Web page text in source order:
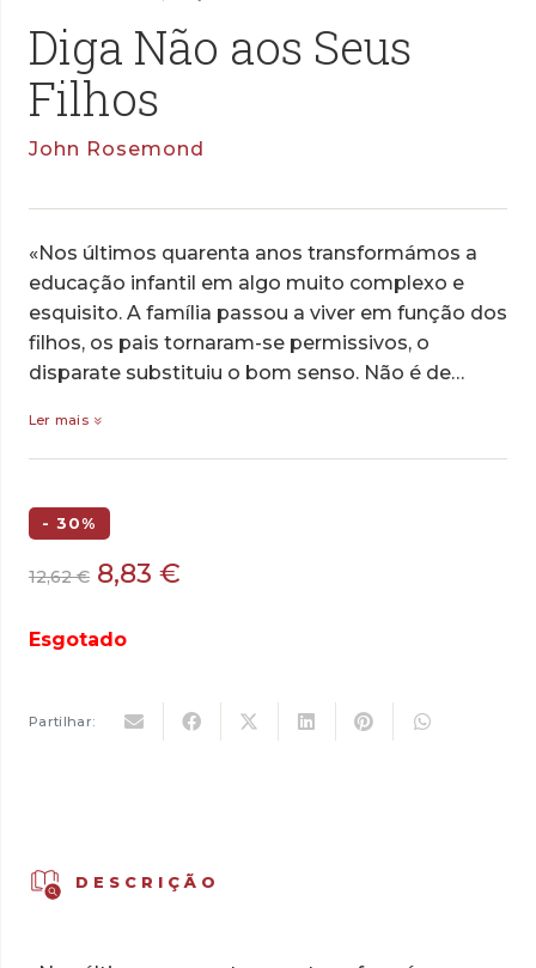
Diga Não aos Seus
Filhos
John Rosemond
«Nos últimos quarenta anos transformámos a
educação infantil em algo muito complexo e
esquisito. A família passou a viver em função dos
filhos, os pais tornaram-se permissivos, o
disparate substituiu o bom senso. Não é de…
Ler mais
- 30%
12,62€ O
original
8,83 €
Esgotado
Partilhar:
DESCRIÇÃO